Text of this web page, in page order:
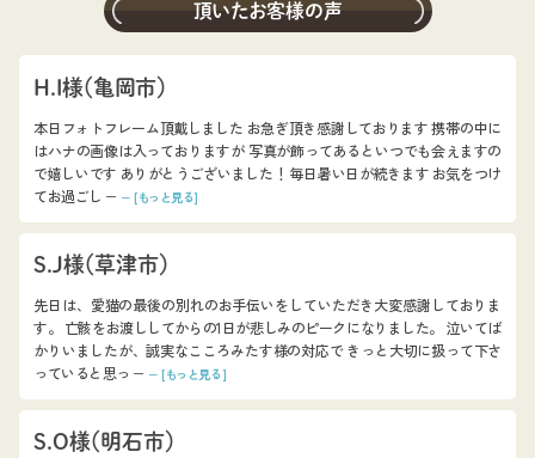
頂いたお客様の声
H.I様（亀岡市）
本日フォトフレーム頂戴しました お急ぎ頂き感謝しております 携帯の中に
はハナの画像は入っておりますが 写真が飾ってあるといつでも会えますの
で嬉しいです ありがとうございました！ 毎日暑い日が続きます お気をつけ
てお過ごし − − [もっと見る]
S.J様（草津市）
先日は、愛猫の最後の別れのお手伝いをしていただき大変感謝しておりま
す。 亡骸をお渡ししてからの1日が悲しみのピークになりました。 泣いてば
かりいましたが、誠実なこころみたす様の対応で きっと大切に扱って下さ
っていると思っ − − [もっと見る]
S.O様（明石市）